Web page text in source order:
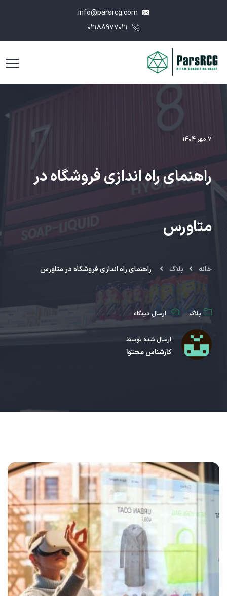
۷ مهر ۱۴۰۴
راهنمای راه ‌اندازی فروشگاه در
متاورس
خانه بلاگ راهنمای راه ‌اندازی فروشگاه در متاورس
بلاگ ارسال دیدگاه
ارسال شده توسط
کارشناس محتوا